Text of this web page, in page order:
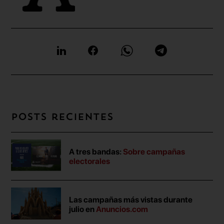
Posts recientes
A tres bandas: Sobre campañas
electorales
Las campañas más vistas durante
julio enAnuncios.com